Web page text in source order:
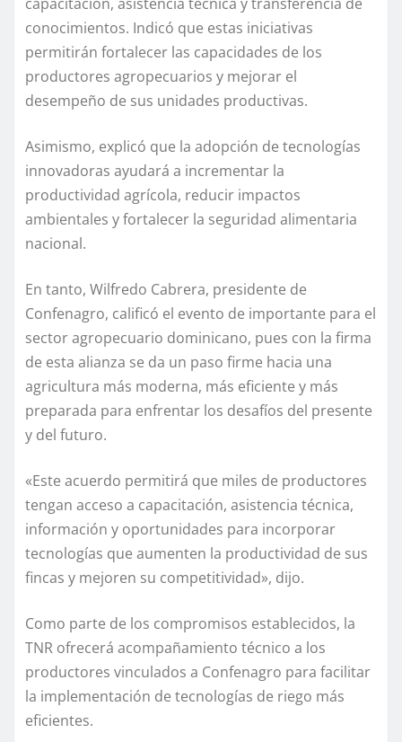
conocimientos. Indicó que estas iniciativas
permitirán fortalecer las capacidades de los
productores agropecuarios y mejorar el
desempeño de sus unidades productivas.
Asimismo, explicó que la adopción de tecnologías
innovadoras ayudará a incrementar la
productividad agrícola, reducir impactos
ambientales y fortalecer la seguridad alimentaria
nacional.
En tanto, Wilfredo Cabrera, presidente de
Confenagro, calificó el evento de importante para el
sector agropecuario dominicano, pues con la firma
de esta alianza se da un paso firme hacia una
agricultura más moderna, más eficiente y más
preparada para enfrentar los desafíos del presente
y del futuro.
«Este acuerdo permitirá que miles de productores
tengan acceso a capacitación, asistencia técnica,
información y oportunidades para incorporar
tecnologías que aumenten la productividad de sus
fincas y mejoren su competitividad», dijo.
Como parte de los compromisos establecidos, la
TNR ofrecerá acompañamiento técnico a los
productores vinculados a Confenagro para facilitar
la implementación de tecnologías de riego más
eficientes.